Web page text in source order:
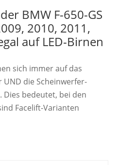
BMW F-650-GS
2010, 2011,
auf LED-Birnen
sich immer auf das
die Scheinwerfer-
bedeutet, bei den
Facelift-Varianten